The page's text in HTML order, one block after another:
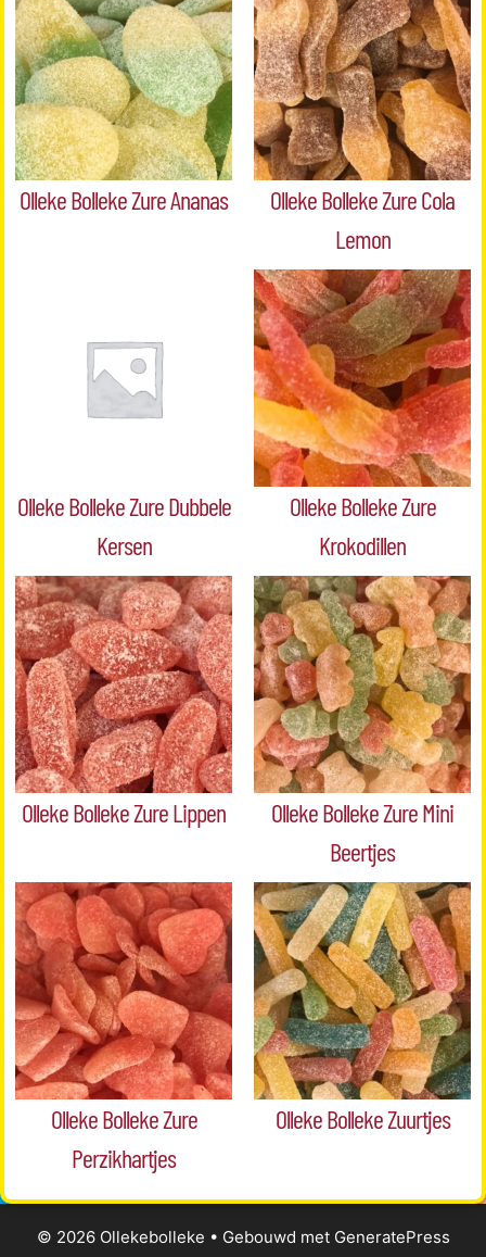
Olleke Bolleke Zure Ananas
Olleke Bolleke Zure Cola
Lemon
Olleke Bolleke Zure Dubbele
Kersen
Olleke Bolleke Zure
Krokodillen
Olleke Bolleke Zure Lippen
Olleke Bolleke Zure Mini
Beertjes
Olleke Bolleke Zure
Perzikhartjes
Olleke Bolleke Zuurtjes
© 2026 Ollekebolleke • Gebouwd met GeneratePress